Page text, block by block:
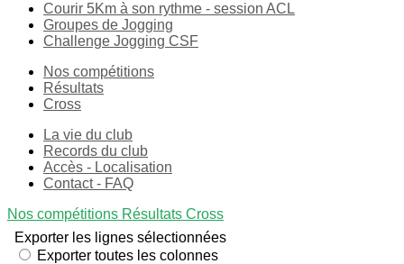
Courir 5Km à son rythme - session ACL
Groupes de Jogging
Challenge Jogging CSF
Nos compétitions
Résultats
Cross
La vie du club
Records du club
Accès - Localisation
Contact - FAQ
Nos compétitions Résultats Cross